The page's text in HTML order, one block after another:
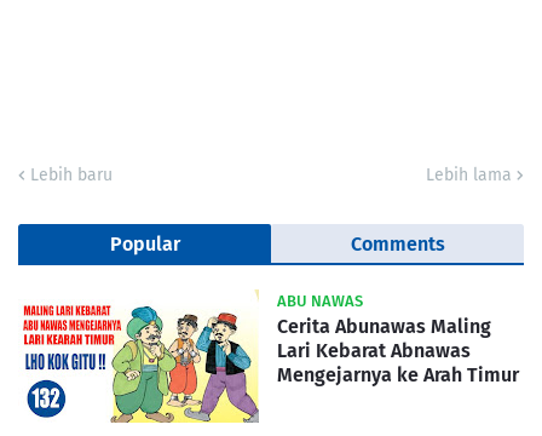
Lebih baru Lebih lama
Popular Comments
ABU NAWAS
Cerita Abunawas Maling
Lari Kebarat Abnawas
Mengejarnya ke Arah Timur